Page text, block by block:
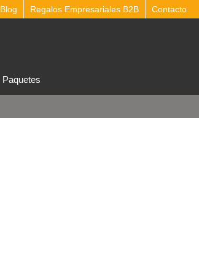
Blog Regalos Empresariales B2B Contacto
Paquetes